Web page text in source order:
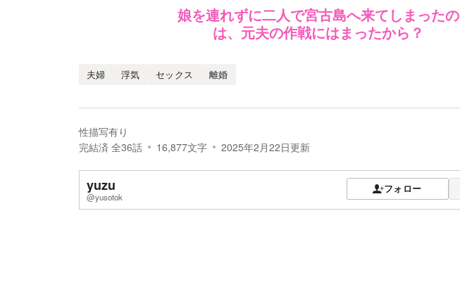
娘を連れずに二人で宮古島へ来てしまったの
は、元夫の作戦にはまったから？
夫婦 浮気 セックス 離婚
性描写有り
完結済 全36話 16,877文字 2025年2月22日更新
yuzu
@yusotok
フォロー